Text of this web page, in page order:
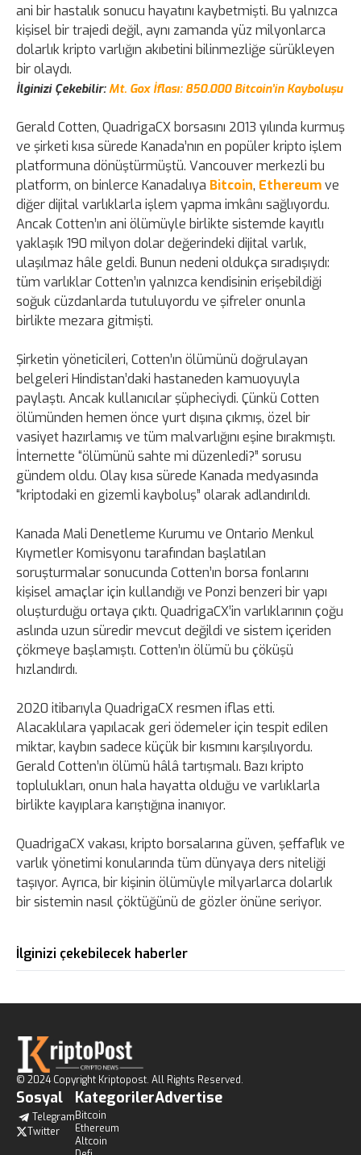
ani bir hastalık sonucu hayatını kaybetmişti. Bu yalnızca
kişisel bir trajedi değil, aynı zamanda yüz milyonlarca
dolarlık kripto varlığın akıbetini bilinmezliğe sürükleyen
bir olaydı.
İlginizi Çekebilir:Mt. Gox İflası: 850.000 Bitcoin’in Kayboluşu
Gerald Cotten, QuadrigaCX borsasını 2013 yılında kurmuş
ve şirketi kısa sürede Kanada’nın en popüler kripto işlem
platformuna dönüştürmüştü. Vancouver merkezli bu
platform, on binlerce Kanadalıya Bitcoin, Ethereumve
diğer dijital varlıklarla işlem yapma imkânı sağlıyordu.
Ancak Cotten’ın ani ölümüyle birlikte sistemde kayıtlı
yaklaşık 190 milyon dolar değerindeki dijital varlık,
ulaşılmaz hâle geldi. Bunun nedeni oldukça sıradışıydı:
tüm varlıklar Cotten’ın yalnızca kendisinin erişebildiği
soğuk cüzdanlarda tutuluyordu ve şifreler onunla
birlikte mezara gitmişti.
Şirketin yöneticileri, Cotten’ın ölümünü doğrulayan
belgeleri Hindistan’daki hastaneden kamuoyuyla
paylaştı. Ancak kullanıcılar şüpheciydi. Çünkü Cotten
ölümünden hemen önce yurt dışına çıkmış, özel bir
vasiyet hazırlamış ve tüm malvarlığını eşine bırakmıştı.
İnternette “ölümünü sahte mi düzenledi?” sorusu
gündem oldu. Olay kısa sürede Kanada medyasında
“kriptodaki en gizemli kayboluş” olarak adlandırıldı.
Kanada Mali Denetleme Kurumu ve Ontario Menkul
Kıymetler Komisyonu tarafından başlatılan
soruşturmalar sonucunda Cotten’ın borsa fonlarını
kişisel amaçlar için kullandığı ve Ponzi benzeri bir yapı
oluşturduğu ortaya çıktı. QuadrigaCX’in varlıklarının çoğu
aslında uzun süredir mevcut değildi ve sistem içeriden
çökmeye başlamıştı. Cotten’ın ölümü bu çöküşü
hızlandırdı.
2020 itibarıyla QuadrigaCX resmen iflas etti.
Alacaklılara yapılacak geri ödemeler için tespit edilen
miktar, kaybın sadece küçük bir kısmını karşılıyordu.
Gerald Cotten’ın ölümü hâlâ tartışmalı. Bazı kripto
toplulukları, onun hala hayatta olduğu ve varlıklarla
birlikte kayıplara karıştığına inanıyor.
QuadrigaCX vakası, kripto borsalarına güven, şeffaflık ve
varlık yönetimi konularında tüm dünyaya ders niteliği
taşıyor. Ayrıca, bir kişinin ölümüyle milyarlarca dolarlık
bir sistemin nasıl çöktüğünü de gözler önüne seriyor.
İlginizi çekebilecek haberler
© 2024 Copyright Kriptopost. All Rights Reserved.
Sosyal
Telegram
Twitter
Kategoriler
Bitcoin
Ethereum
Altcoin
Advertise